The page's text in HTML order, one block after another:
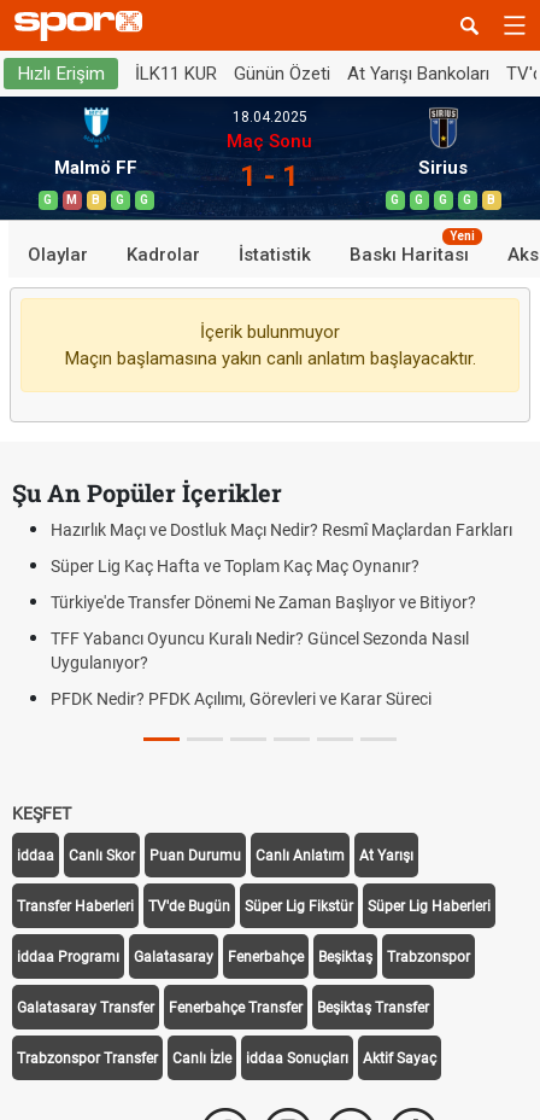
Hızlı Erişim İLK11 KUR Günün Özeti At Yarışı Bankoları
Malmö FF
G M B G G
18.04.2025
Maç Sonu
1 - 1 Sirius
G G G G B
Olaylar Kadrolar İstatistik Baskı Haritası
Yeni
İçerik bulunmuyor
Maçın başlamasına yakın canlı anlatım başlayacaktır.
Şu An Popüler İçerikler
Hazırlık Maçı ve Dostluk Maçı Nedir? Resmî Maçlardan Farkları
Süper Lig Kaç Hafta ve Toplam Kaç Maç Oynanır?
Türkiye'de Transfer Dönemi Ne Zaman Başlıyor ve Bitiyor?
TFF Yabancı Oyuncu Kuralı Nedir? Güncel Sezonda Nasıl
Uygulanıyor?
PFDK Nedir? PFDK Açılımı, Görevleri ve Karar Süreci
KEŞFET
iddaa Canlı Skor Puan Durumu Canlı Anlatım At Yarışı
Transfer Haberleri TV'de Bugün Süper Lig Fikstür Süper Lig Haberleri
iddaa Programı Galatasaray Fenerbahçe Beşiktaş Trabzonspor
Galatasaray Transfer Fenerbahçe Transfer Beşiktaş Transfer
Trabzonspor Transfer Canlı İzle iddaa Sonuçları Aktif Sayaç